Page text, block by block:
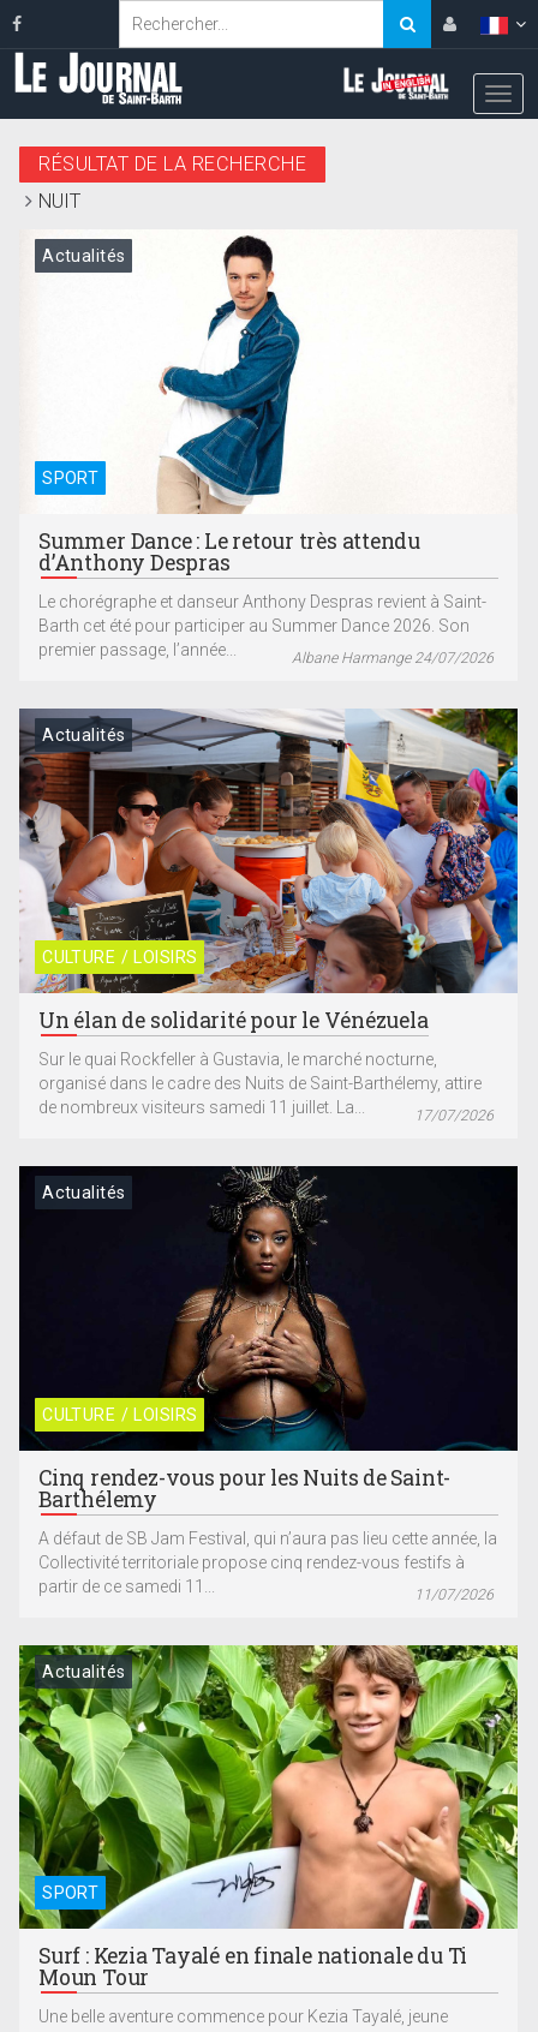
RÉSULTAT DE LA RECHERCHE
NUIT
SPORT
Actualités
Summer Dance : Le retour très attendu
d’Anthony Despras
Le chorégraphe et danseur Anthony Despras revient à Saint-
Barth cet été pour participer au Summer Dance 2026. Son
premier passage, l’année...
Albane Harmange 24/07/2026
CULTURE / LOISIRS
Actualités
Un élan de solidarité pour le Vénézuela
Sur le quai Rockfeller à Gustavia, le marché nocturne,
organisé dans le cadre des Nuits de Saint-Barthélemy, attire
de nombreux visiteurs samedi 11 juillet. La...
17/07/2026
CULTURE / LOISIRS
Actualités
Cinq rendez-vous pour les Nuits de Saint-
Barthélemy
A défaut de SB Jam Festival, qui n’aura pas lieu cette année, la
Collectivité territoriale propose cinq rendez-vous festifs à
partir de ce samedi 11...
11/07/2026
SPORT
Actualités
Surf : Kezia Tayalé en finale nationale du Ti
Moun Tour
Une belle aventure commence pour Kezia Tayalé, jeune